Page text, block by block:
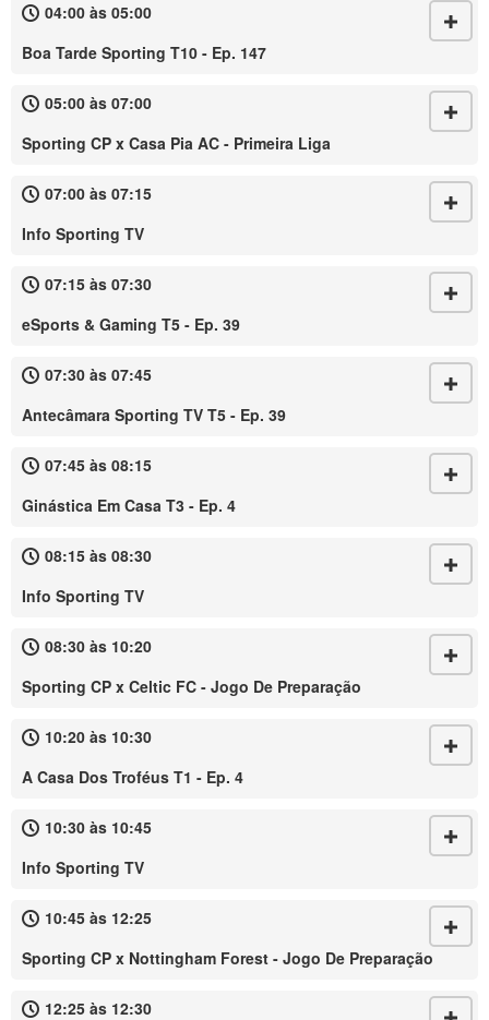
04:00 às 05:00
Boa Tarde Sporting T10 - Ep. 147
05:00 às 07:00
Sporting CP x Casa Pia AC - Primeira Liga
07:00 às 07:15
Info Sporting TV
07:15 às 07:30
eSports & Gaming T5 - Ep. 39
07:30 às 07:45
Antecâmara Sporting TV T5 - Ep. 39
07:45 às 08:15
Ginástica Em Casa T3 - Ep. 4
08:15 às 08:30
Info Sporting TV
08:30 às 10:20
Sporting CP x Celtic FC - Jogo De Preparação
10:20 às 10:30
A Casa Dos Troféus T1 - Ep. 4
10:30 às 10:45
Info Sporting TV
10:45 às 12:25
Sporting CP x Nottingham Forest - Jogo De Preparação
12:25 às 12:30